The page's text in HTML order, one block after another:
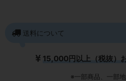
送料について
15,000円以上（税抜）
※一部商品、一部